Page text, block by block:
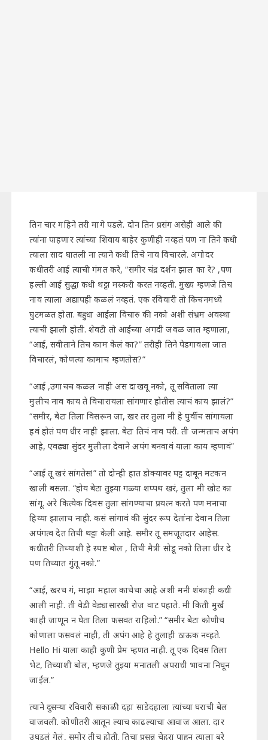
तिन चार महिने तरी मागे पडले. दोन तिन प्रसंग असेही आले की
त्यांना पाहणार त्यांच्या शिवाय बाहेर कुणीही नव्हतं पण ना तिने कधी
त्याला साद घातली ना त्याने कधी तिचे नाव विचारले. अगोदर
कधीतरी आई त्याची गंमत करे, “समीर चंद्र दर्शन झाल का रे? ,पण
हल्ली आई सुद्धा कधी थट्टा मस्करी करत नव्हती. मुख्य म्हणजे तिच
नाव त्याला अद्यापही कळलं नव्हतं. एक रविवारी तो किचनमध्ये
घुटमळत होता. बहुधा आईला विचारु की नको अशी संभ्रम अवस्था
त्याची झाली होती. शेवटी तो आईच्या अगदी जवळ जात म्हणाला,
“आई, सवीताने तिच काम केलं का?” तरीही तिने पेडगावला जात
विचारलं, कोणत्या कामाच म्हणतोस?”
“आई ,उगाचच कळल नाही अस दाखवू नको, तू सविताला त्या
मुलीच नाव काय ते विचारायला सांगणार होतीस त्याचं काय झालं?”
“समीर, बेटा तिला विसरून जा, खर तर तुला मी हे पुर्वीच सांगायला
हवं होतं पण धीर नाही झाला. बेटा तिचं नाव परी. ती जन्मताच अपंग
आहे, एवढ्या सुंदर मुलीला देवाने अपंग बनवावं याला काय म्हणावं”
“आई तू खरं सांगतेस!” तो दोन्ही हात डोक्यावर घट्ट दाबून मटकन
खाली बसला. “होय बेटा तुझ्या गळ्या शप्पथ खरं, तुला मी खोट का
सांगू. अरे कित्येक दिवस तुला सांगण्याचा प्रयत्न करते पण मनाचा
हिय्या झालाच नाही. कसं सांगावं की सुंदर रूप देतांना देवान तिला
अपंगत्व देत तिची थट्टा केली आहे. समीर तू समजूतदार आहेस.
कधीतरी तिच्याशी हे स्पष्ट बोल , तिची मैत्री सोडू नको तिला धीर दे
पण तिच्यात गुंतू नको.”
“आई, खरच गं, माझा महाल काचेचा आहे अशी मनी शंकाही कधी
आली नाही. ती वेडी वेड्यासारखी रोज वाट पहाते. मी किती मुर्ख
काही जाणून न घेता तिला फसवत राहिलो.” “समीर बेटा कोणीच
कोणाला फसवलं नाही, ती अपंग आहे हे तुलाही ठाऊक नव्हते.
Hello Hi याला काही कुणी प्रेम म्हणत नाही. तू एक दिवस तिला
भेट, तिच्याशी बोल, म्हणजे तुझ्या मनातली अपराधी भावना निघून
जाईल.”
त्याने दुसऱ्या रविवारी सकाळी दहा साडेदहाला त्यांच्या घराची बेल
वाजवली. कोणीतरी आतून ल्याच काढल्याचा आवाज आला. दार
उघडलं गेलं, समोर तीच होती. तिचा प्रसन्न चेहरा पाहून त्याला बरे